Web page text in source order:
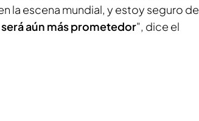
la escena mundial, y estoy seguro de
aún más prometedor", dice el